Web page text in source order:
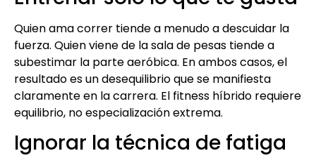
Quien ama correr tiende a menudo a descuidar la
fuerza. Quien viene de la sala de pesas tiende a
subestimar la parte aeróbica. En ambos casos, el
resultado es un desequilibrio que se manifiesta
claramente en la carrera. El fitness híbrido requiere
equilibrio, no especialización extrema.
Ignorar la técnica de fatiga